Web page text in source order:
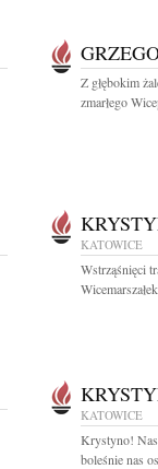
Z głębokim
zmarłego
KATOWICE
Wstrząśnięci
KATOWICE
Krystyno!
boleśnie nas